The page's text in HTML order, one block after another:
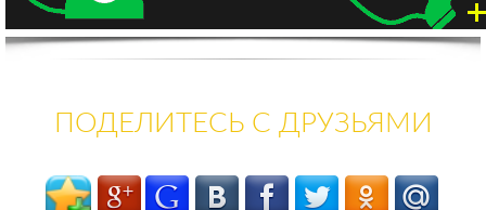
ПОДЕЛИТЕСЬ С ДРУЗЬЯМИ